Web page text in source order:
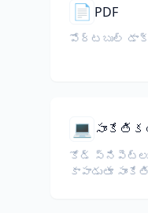
📄 PDF
పోర్టబుల్
💻
కోడ్
కాపాడుతూ